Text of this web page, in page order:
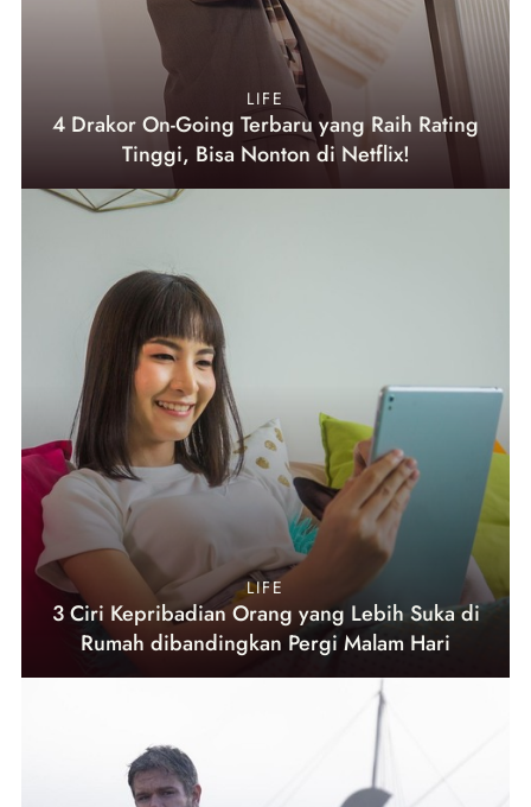
LIFE
4 Drakor On-Going Terbaru yang Raih Rating
Tinggi, Bisa Nonton di Netflix!
LIFE
3 Ciri Kepribadian Orang yang Lebih Suka di
Rumah dibandingkan Pergi Malam Hari